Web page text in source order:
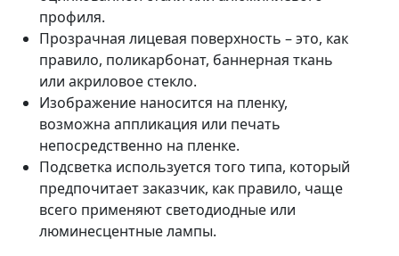
профиля.
Прозрачная лицевая поверхность – это, как
правило, поликарбонат, баннерная ткань
или акриловое стекло.
Изображение наносится на пленку,
возможна аппликация или печать
непосредственно на пленке.
Подсветка используется того типа, который
предпочитает заказчик, как правило, чаще
всего применяют светодиодные или
люминесцентные лампы.